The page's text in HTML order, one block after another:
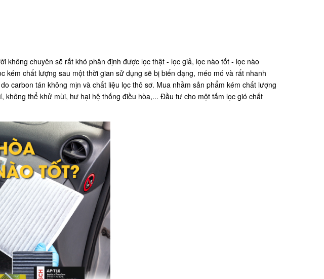
chuyên sẽ rất khó phân định được lọc thật - lọc giả, lọc nào tốt - lọc nào
chất lượng sau một thời gian sử dụng sẽ bị biến dạng, méo mó và rất nhanh
carbon tán không mịn và chất liệu lọc thô sơ. Mua nhầm sản phẩm kém chất lượng
thể khử mùi, hư hại hệ thống điều hòa,... Đầu tư cho một tấm lọc gió chất